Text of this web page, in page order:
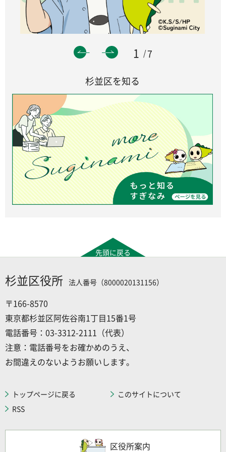
1
7
杉並区を知る
先頭に戻る
杉並区役所 法人番号（8000020131156）
〒166-8570
東京都杉並区阿佐谷南1丁目15番1号
電話番号：03-3312-2111（代表）
注意：電話番号をお確かめのうえ、
お間違えのないようお願いします。
トップページに戻る
このサイトについて
RSS
区役所案内